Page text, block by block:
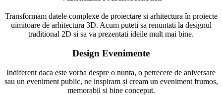
Transformam datele complexe de proiectare si arhitectura în proiecte
uimitoare de arhitectura 3D. Acum puteti sa renuntati la designul
traditional 2D si sa va prezentati ideile mult mai bine.
Design Evenimente
Indiferent daca este vorba despre o nunta, o petrecere de aniversare
sau un eveniment public, ne inspiram și cream un eveniment frumos,
memorabil si bine conceput.